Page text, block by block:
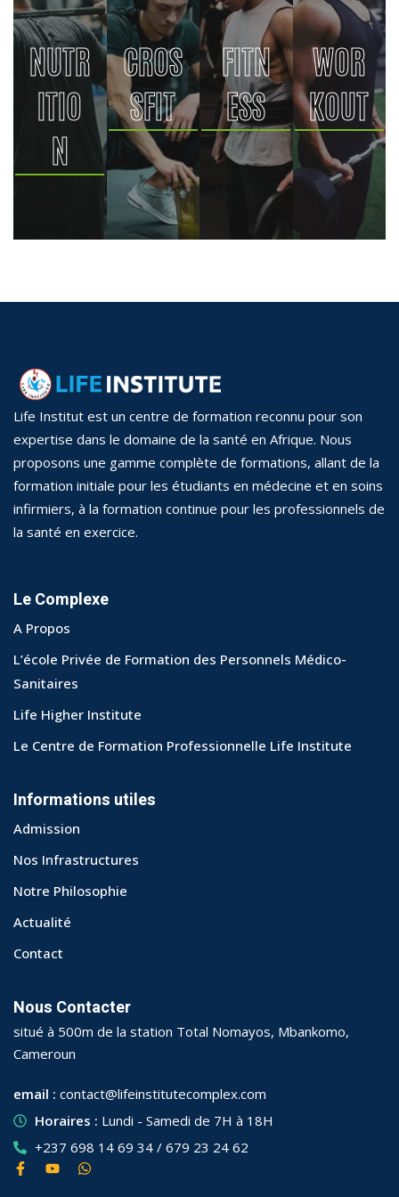
NUTR
ITIO
N
CROS
SFIT
FITN
ESS
WOR
KOUT
Life Institut est un centre de formation reconnu pour son
expertise dans le domaine de la santé en Afrique. Nous
proposons une gamme complète de formations, allant de la
formation initiale pour les étudiants en médecine et en soins
infirmiers, à la formation continue pour les professionnels de
la santé en exercice.
Le Complexe
A Propos
L’école Privée de Formation des Personnels Médico-
Sanitaires
Life Higher Institute
Le Centre de Formation Professionnelle Life Institute
Informations utiles
Admission
Nos Infrastructures
Notre Philosophie
Actualité
Contact
Nous Contacter
situé à 500m de la station Total Nomayos, Mbankomo,
Cameroun
email : contact@lifeinstitutecomplex.com
Horaires : Lundi - Samedi de 7H à 18H
+237 698 14 69 34 / 679 23 24 62